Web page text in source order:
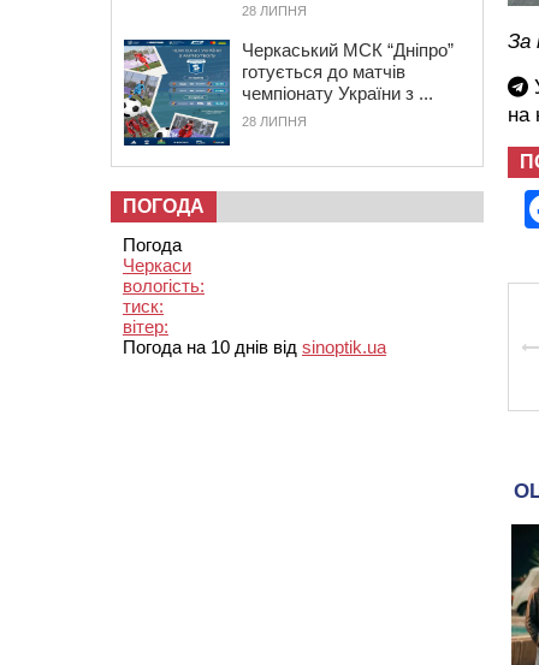
За
на
28 ЛИПНЯ
Черкаський МСК “Дніпро”
готується до матчів
чемпіонату України з ...
28 ЛИПНЯ
ПОГОДА
Погода
Черкаси
вологість:
тиск:
вітер:
Погода на 10 днів від sinoptik.ua